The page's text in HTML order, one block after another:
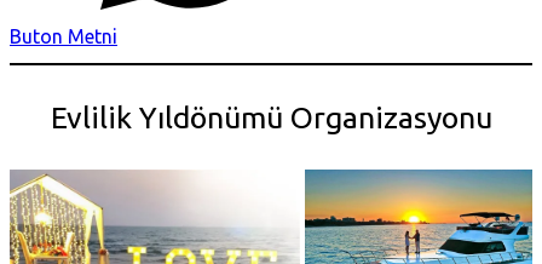
Buton Metni
Evlilik Yıldönümü Organizasyonu